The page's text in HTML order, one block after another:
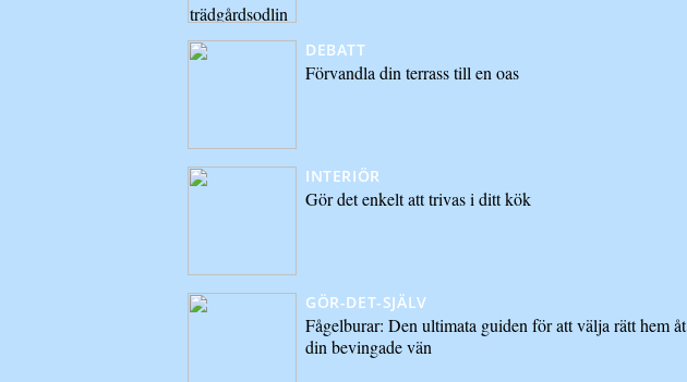
DEBATT
Förvandla din terrass till en oas
INTERIÖR
Gör det enkelt att trivas i ditt kök
GÖR-DET-SJÄLV
Fågelburar: Den ultimata guiden för att välja rätt hem åt
din bevingade vän